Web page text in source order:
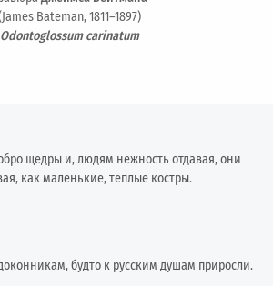
Bateman, 1811–1897)
Odontoglossum carinatum
щедры и, людям нежность отдавая, они
как маленькие, тёплые костры.
будто к русским душам приросли.